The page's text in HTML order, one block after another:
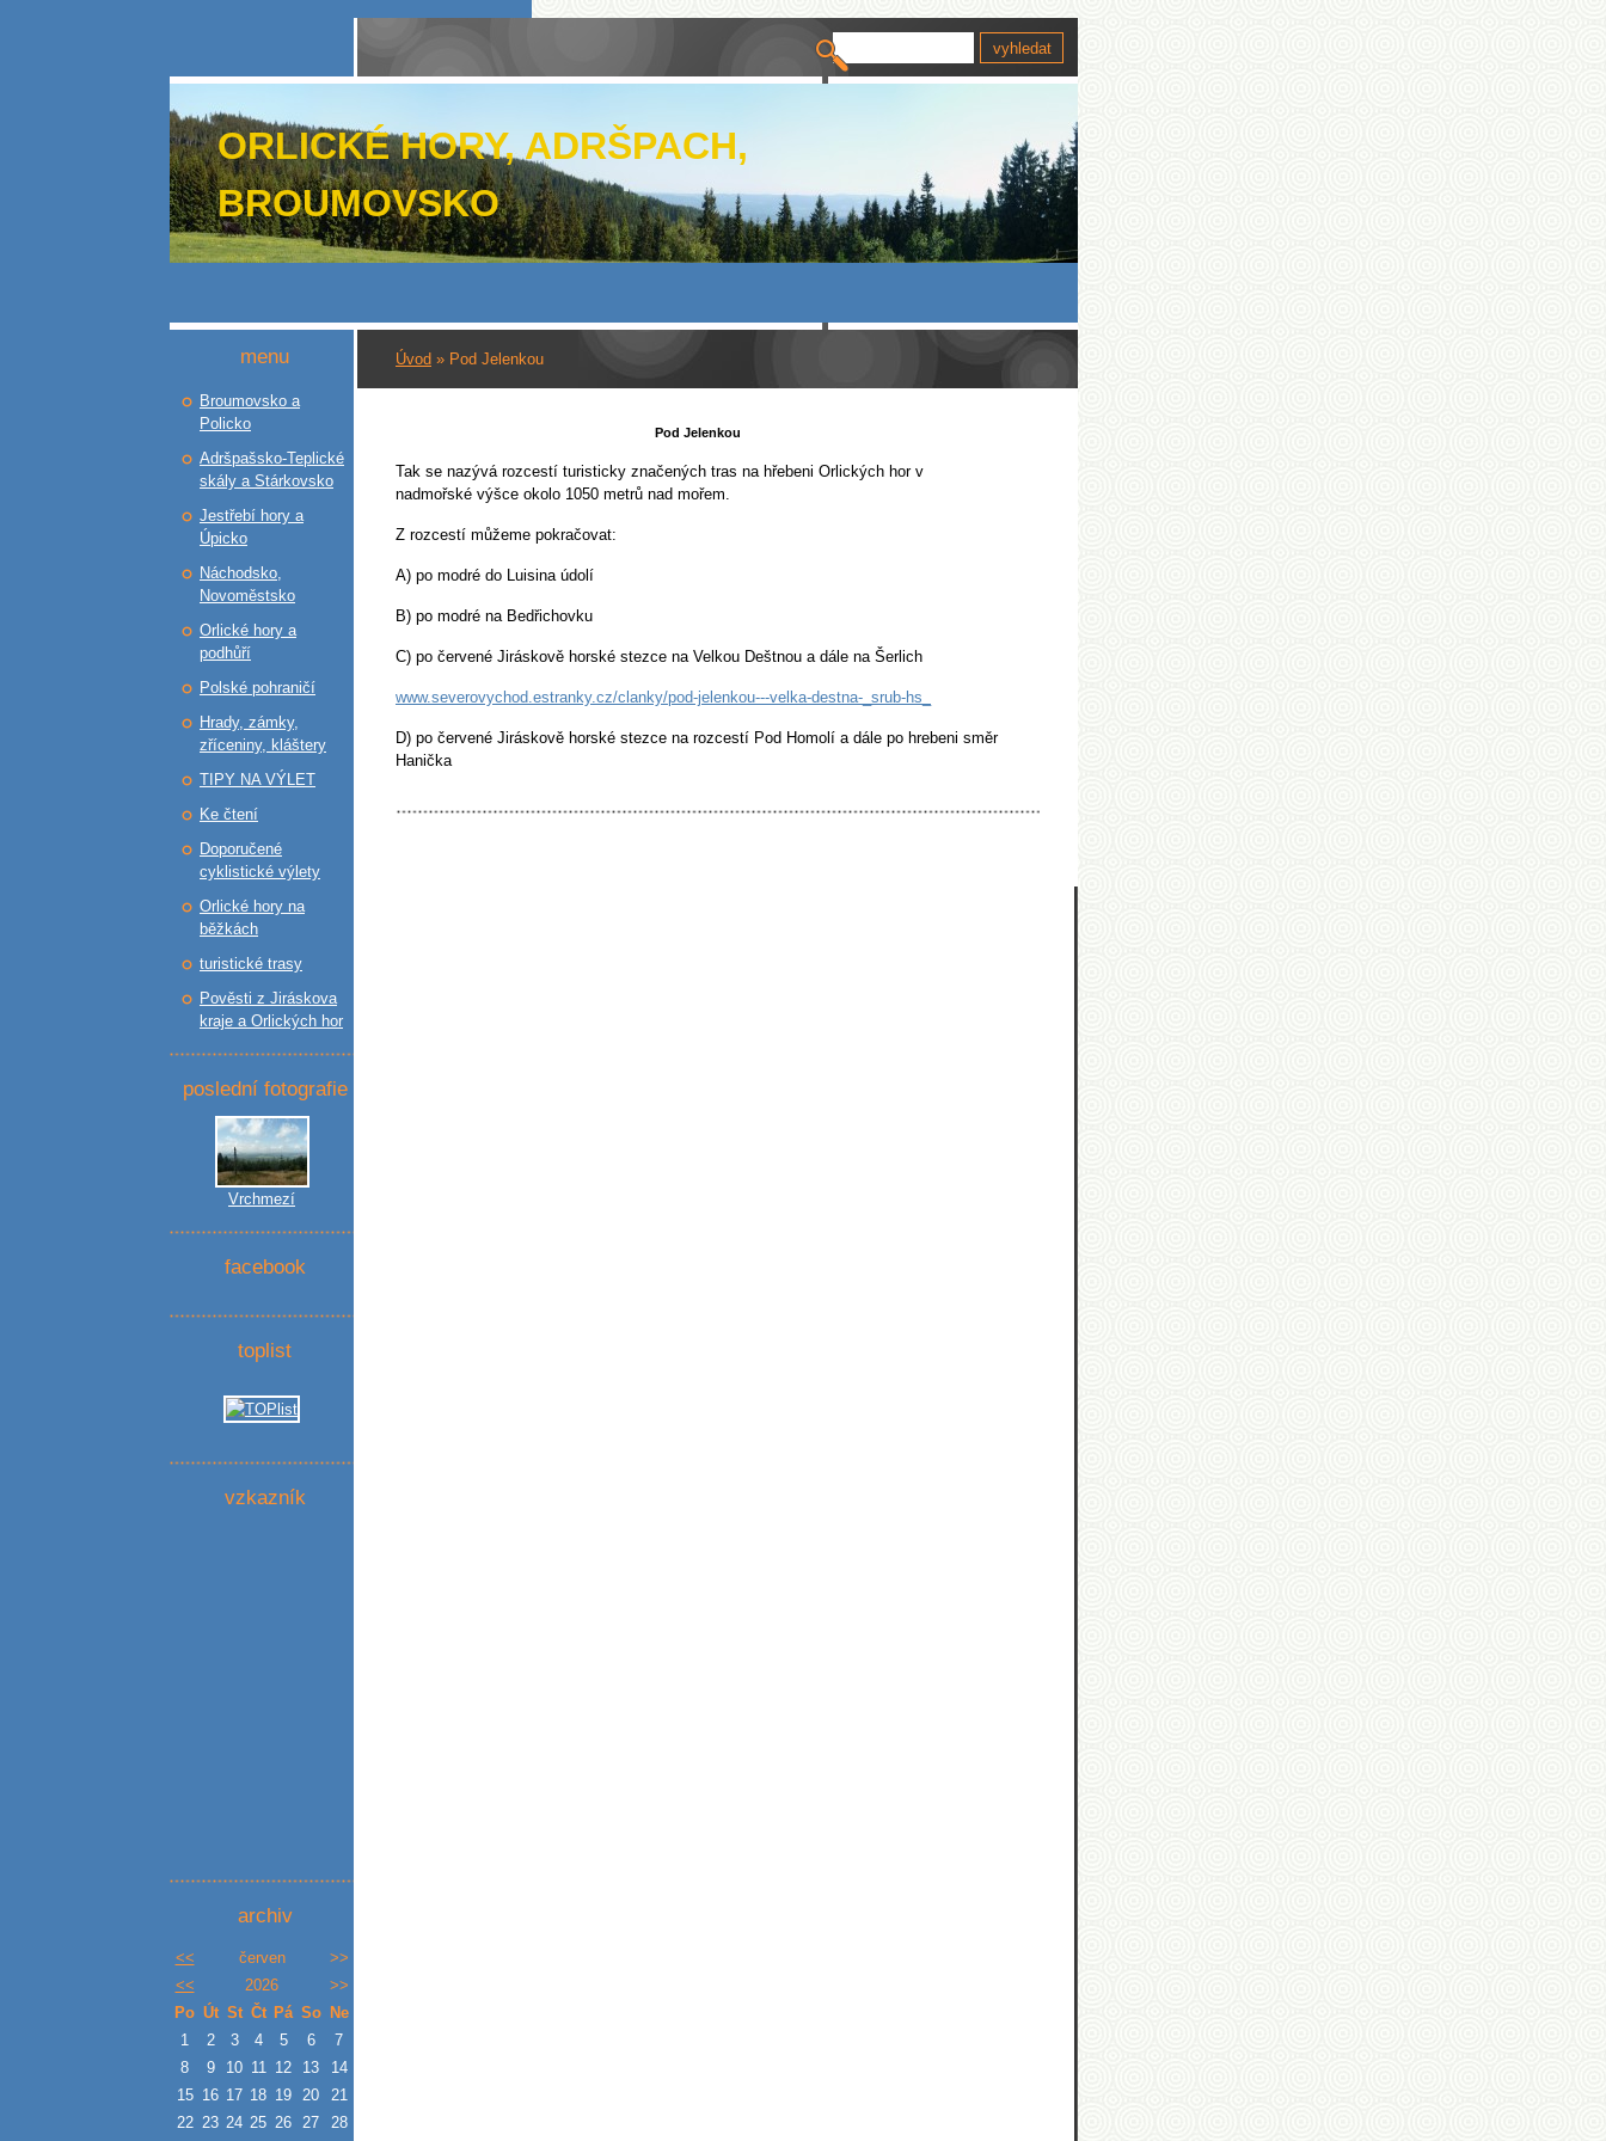
ORLICKÉ HORY, ADRŠPACH,
BROUMOVSKO
Úvod » Pod Jelenkou
Pod Jelenkou
Tak se nazývá rozcestí turisticky značených tras na hřebeni Orlických hor v
nadmořské výšce okolo 1050 metrů nad mořem.
Z rozcestí můžeme pokračovat:
A) po modré do Luisina údolí
B) po modré na Bedřichovku
C) po červené Jiráskově horské stezce na Velkou Deštnou a dále na Šerlich
www.severovychod.estranky.cz/clanky/pod-jelenkou---velka-destna-_srub-hs_
D) po červené Jiráskově horské stezce na rozcestí Pod Homolí a dále po hrebeni směr
Hanička
menu
Broumovsko a
Policko
Adršpašsko-Teplické
skály a Stárkovsko
Jestřebí hory a
Úpicko
Náchodsko,
Novoměstsko
Orlické hory a
podhůří
Polské pohraničí
Hrady, zámky,
zříceniny, kláštery
TIPY NA VÝLET
Ke čtení
Doporučené
cyklistické výlety
Orlické hory na
běžkách
turistické trasy
Pověsti z Jiráskova
kraje a Orlických hor
poslední fotografie
Vrchmezí
facebook
toplist
vzkazník
archiv
<< červen
>>
<<
2026
>>
Po Út St Čt Pá So
Ne
1
2 3 4 5 6
7
8
9 10 11 12 13
14
15 16 17 18 19 20
21
22 23 24 25 26 27 28